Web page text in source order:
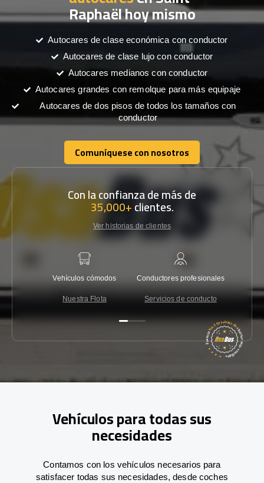
Raphaël hoy mismo
Autocares de clase económica con conductor
Autocares de clase lujo con conductor
Autocares medianos con conductor
Autocares grandes con remolque para más equipaje
Autocares de dos pisos de todos los tamaños con
conductor
Comuníquese con nosotros
Comuníquese con nosotros
Con la confianza de más de
35,000+clientes.
Ver historias de clientes
Vehículos cómodos
Nuestra Flota
Conductores profesionales
Servicios de conducto
Vehículos para todas sus
necesidades
Contamos con los vehículos necesarios para
satisfacer todas sus necesidades, desde coches